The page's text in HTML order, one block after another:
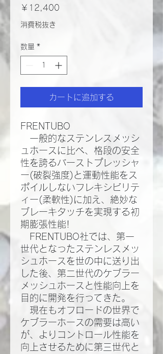
￥12,400
消費税抜き
数量 *
カートに追加する
FRENTUBO
一般的なステンレスメッシ
ュホースに比べ、格段の安全
性を誇るバーストプレッシャ
ー(破裂強度)と運動性能をス
ポイルしないフレキシビリテ
ィー(柔軟性)に加え、絶妙な
ブレーキタッチを実現する初
期膨張性能!​
FRENTUBO社では、第一
世代となったステンレスメッ
シュホースを世の中に送り出
した後、第二世代のケブラー
メッシュホースと性能向上を
目的に開発を行ってきた。​
現在もオフロードの世界で
ケブラーホースの需要は高い
が、よりコントロール性能を
向上させるために第三世代と